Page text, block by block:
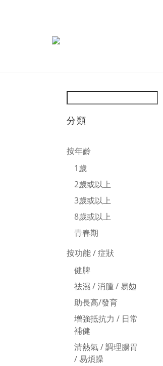
分類
按年齡
1歲
2歲或以上
3歲或以上
8歲或以上
青春期
按功能 / 症狀
健脾
祛濕 / 消腫 / 易攰
助長高/發育
增強抵抗力 / 日常
補健
清熱氣 / 調理腸胃
/ 易煩躁